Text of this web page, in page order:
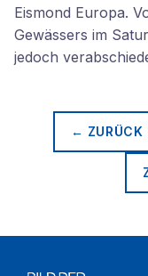
Eismond Europa.
Gewässers im
jedoch
← ZURÜCK